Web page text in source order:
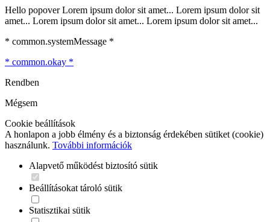
Hello popover Lorem ipsum dolor sit amet... Lorem ipsum dolor sit
amet... Lorem ipsum dolor sit amet... Lorem ipsum dolor sit amet...
* common.systemMessage *
* common.okay *
Rendben
Mégsem
Cookie beállítások
A honlapon a jobb élmény és a biztonság érdekében sütiket (cookie)
használunk. További információk
Alapvető működést biztosító sütik
Beállításokat tároló sütik
Statisztikai sütik